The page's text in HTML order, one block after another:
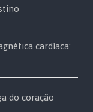
cardíaca:
do coração